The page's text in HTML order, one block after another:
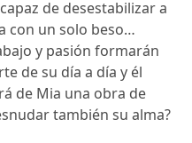
de desestabilizar a
con un solo beso…
y pasión formarán
de su día a día y él
de Mia una obra de
también su alma?